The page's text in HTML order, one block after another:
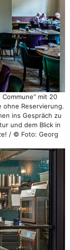
mit 20
ohne Reservierung.
ins Gespräch zu
und dem Blick in
/ © Foto: Georg